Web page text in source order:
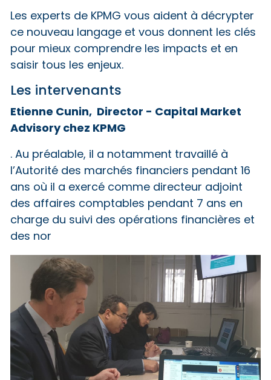
Les experts de KPMG vous aident à décrypter
ce nouveau langage et vous donnent les clés
pour mieux comprendre les impacts et en
saisir tous les enjeux.
Les intervenants
Etienne Cunin, Director - Capital Market
Advisory chez KPMG
. Au préalable, il a notamment travaillé à
l’Autorité des marchés financiers pendant 16
ans où il a exercé comme directeur adjoint
des affaires comptables pendant 7 ans en
charge du suivi des opérations financières et
des nor